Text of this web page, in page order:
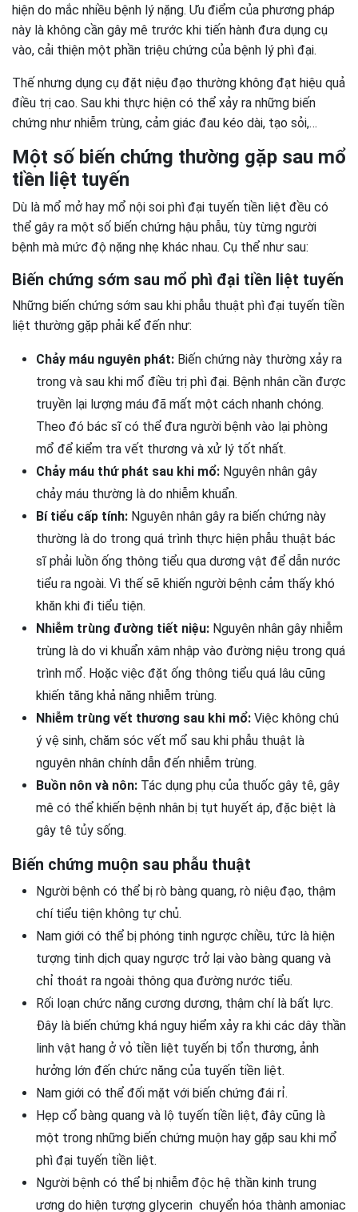
hiện do mắc nhiều bệnh lý nặng. Ưu điểm của phương pháp
này là không cần gây mê trước khi tiến hành đưa dụng cụ
vào, cải thiện một phần triệu chứng của bệnh lý phì đại.
Thế nhưng dụng cụ đặt niệu đạo thường không đạt hiệu quả
điều trị cao. Sau khi thực hiện có thể xảy ra những biến
chứng như nhiễm trùng, cảm giác đau kéo dài, tạo sỏi,…
Một số biến chứng thường gặp sau mổ
tiền liệt tuyến
Dù là mổ mở hay mổ nội soi phì đại tuyến tiền liệt đều có
thể gây ra một số biến chứng hậu phẫu, tùy từng người
bệnh mà mức độ nặng nhẹ khác nhau. Cụ thể như sau:
Biến chứng sớm sau mổ phì đại tiền liệt tuyến
Những biến chứng sớm sau khi phẫu thuật phì đại tuyến tiền
liệt thường gặp phải kể đến như:
Chảy máu nguyên phát: Biến chứng này thường xảy ra
trong và sau khi mổ điều trị phì đại. Bệnh nhân cần được
truyền lại lượng máu đã mất một cách nhanh chóng.
Theo đó bác sĩ có thể đưa người bệnh vào lại phòng
mổ để kiểm tra vết thương và xử lý tốt nhất.
Chảy máu thứ phát sau khi mổ: Nguyên nhân gây
chảy máu thường là do nhiễm khuẩn.
Bí tiểu cấp tính: Nguyên nhân gây ra biến chứng này
thường là do trong quá trình thực hiện phẫu thuật bác
sĩ phải luồn ống thông tiểu qua dương vật để dẫn nước
tiểu ra ngoài. Vì thế sẽ khiến người bệnh cảm thấy khó
khăn khi đi tiểu tiện.
Nhiễm trùng đường tiết niệu: Nguyên nhân gây nhiễm
trùng là do vi khuẩn xâm nhập vào đường niệu trong quá
trình mổ. Hoặc việc đặt ống thông tiểu quá lâu cũng
khiến tăng khả năng nhiễm trùng.
Nhiễm trùng vết thương sau khi mổ: Việc không chú
ý vệ sinh, chăm sóc vết mổ sau khi phẫu thuật là
nguyên nhân chính dẫn đến nhiễm trùng.
Buồn nôn và nôn: Tác dụng phụ của thuốc gây tê, gây
mê có thể khiến bệnh nhân bị tụt huyết áp, đặc biệt là
gây tê tủy sống.
Biến chứng muộn sau phẫu thuật
Người bệnh có thể bị rò bàng quang, rò niệu đạo, thậm
chí tiểu tiện không tự chủ.
Nam giới có thể bị phóng tinh ngược chiều, tức là hiện
tượng tinh dịch quay ngược trở lại vào bàng quang và
chỉ thoát ra ngoài thông qua đường nước tiểu.
Rối loạn chức năng cương dương, thậm chí là bất lực.
Đây là biến chứng khá nguy hiểm xảy ra khi các dây thần
linh vật hang ở vỏ tiền liệt tuyến bị tổn thương, ảnh
hưởng lớn đến chức năng của tuyến tiền liệt.
Nam giới có thể đối mặt với biến chứng đái rỉ.
Hẹp cổ bàng quang và lộ tuyến tiền liệt, đây cũng là
một trong những biến chứng muộn hay gặp sau khi mổ
phì đại tuyến tiền liệt.
Người bệnh có thể bị nhiễm độc hệ thần kinh trung
ương do hiện tượng glycerin chuyển hóa thành amoniac